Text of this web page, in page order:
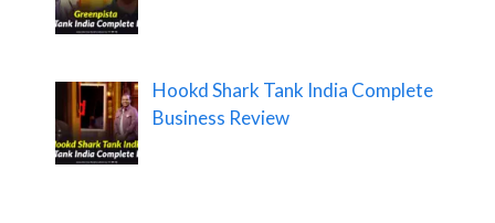
Hookd Shark Tank India Complete
Business Review